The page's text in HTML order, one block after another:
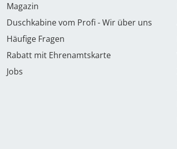
Magazin
Duschkabine vom Profi - Wir über uns
Häufige Fragen
Rabatt mit Ehrenamtskarte
Jobs